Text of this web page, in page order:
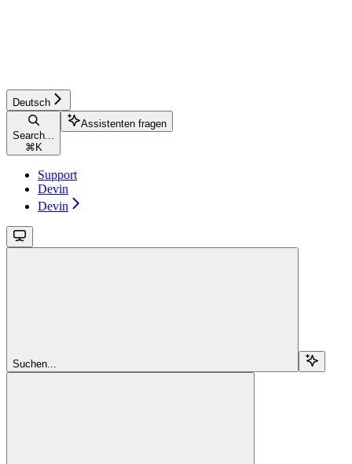
Deutsch
Search...
⌘ K
Assistenten fragen
Support
Devin
Devin
Suchen...